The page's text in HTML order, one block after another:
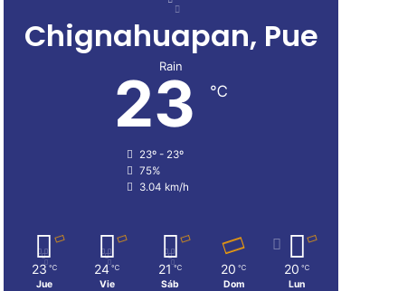
Chignahuapan, Pue
Rain
23 ℃
23º - 23º
75%
3.04 km/h
23 ℃
Jue
24 ℃
Vie
21 ℃
Sáb
20 ℃
Dom
20 ℃
Lun